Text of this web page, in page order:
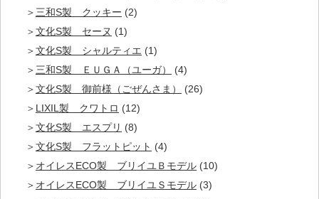
三和S製 クッキー (2)
文化S製 セーヌ (1)
文化S製 シャルティエ (1)
三和S製 ＥＵＧＡ（ユーガ）
(4)
文化S製 御前様（ごぜんさま）
(26)
LIXIL製 クワトロ (12)
文化S製 エスプリ (8)
文化S製 フラットピット (4)
オイレスECO製 ブリイユＢモデル (10)
オイレスECO製 ブリイユＳモデル (3)